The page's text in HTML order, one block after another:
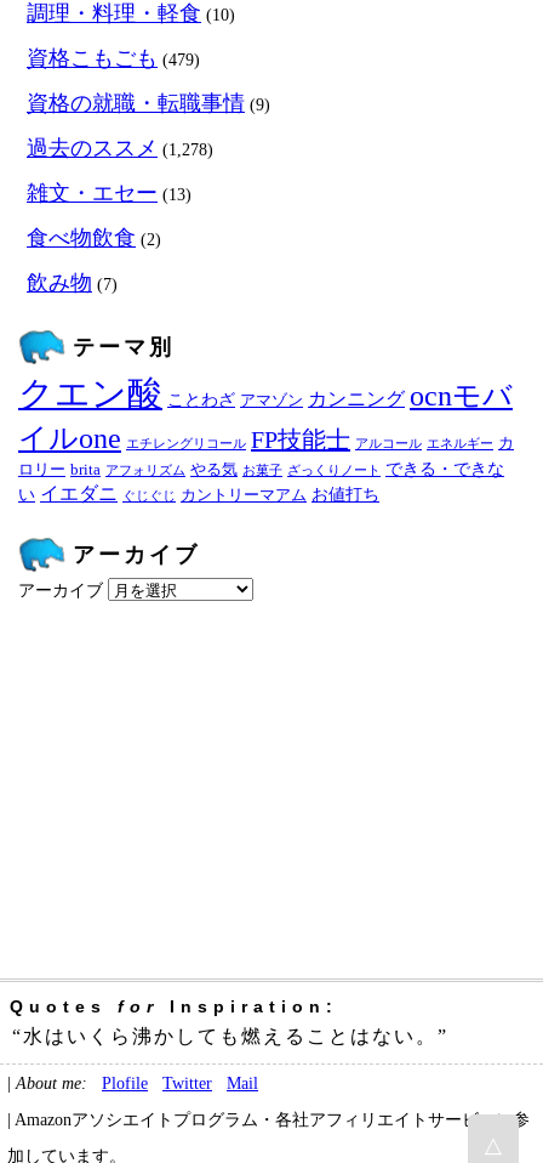
調理・料理・軽食 (10)
資格こもごも (479)
資格の就職・転職事情 (9)
過去のススメ (1,278)
雑文・エセー (13)
食べ物飲食 (2)
飲み物 (7)
テーマ別
クエン酸 ことわざ アマゾン カンニング ocnモバ
イルone エチレングリコール FP技能士 アルコール エネルギー カ
ロリー brita アフォリズム やる気 お菓子 ざっくりノート
できる・できな
い イエダニ ぐじぐじ カントリーマアム お値打ち
アーカイブ
アーカイブ
Quotes for Inspiration:
“水はいくら沸かしても燃えることはない。”
| About me: Plofile Twitter
Mail
| Amazonアソシエイトプログラム・各社アフィリエイトサービスに参
加しています。
△